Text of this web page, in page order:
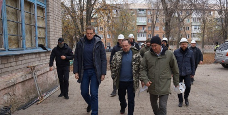
Перейти к основному содержанию